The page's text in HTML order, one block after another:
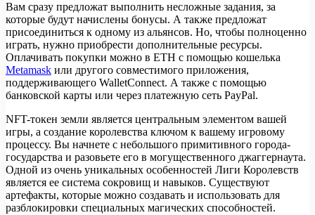
Вам сразу предложат выполнить несложные задания, за
которые будут начислены бонусы. А также предложат
присоединиться к одному из альянсов. Но, чтобы полноценно
играть, нужно приобрести дополнительные ресурсы.
Оплачивать покупки можно в ETH с помощью кошелька
Metamask или другого совместимого приложения,
поддерживающего WalletConnect. А также с помощью
банковской карты или через платежную сеть PayPal.
NFT-токен земли является центральным элементом вашей
игры, а создание королевства ключом к вашему игровому
процессу. Вы начнете с небольшого примитивного города-
государства и разовьете его в могущественного джаггернаута.
Одной из очень уникальных особенностей Лиги Королевств
является ее система сокровищ и навыков. Существуют
артефакты, которые можно создавать и использовать для
разблокировки специальных магических способностей.